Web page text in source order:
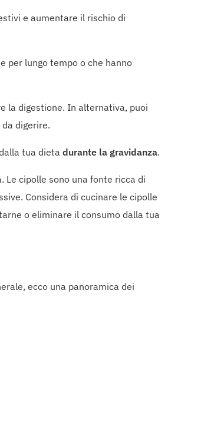
e aumentare il rischio di
per lungo tempo o che hanno
la digestione. In alternativa, puoi
digerire.
tua dieta durante la gravidanza.
Le cipolle sono una fonte ricca di
Considera di cucinare le cipolle
o eliminare il consumo dalla tua
ecco una panoramica dei